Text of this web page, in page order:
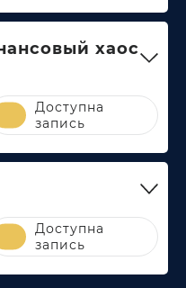
хаос
Доступна
запись
Доступна
запись